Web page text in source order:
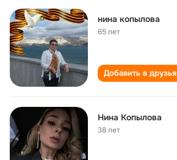
нина копылова
65 лет
Добавить в друзья
Нина Копылова
38 лет